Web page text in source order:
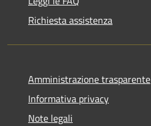
Richiesta assistenza
Amministrazione trasparente
Informativa privacy
Note legali